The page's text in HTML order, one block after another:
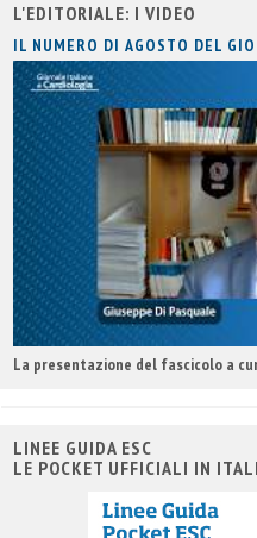
L'EDITORIALE: I VIDEO
IL NUMERO DI AGOSTO DEL
La presentazione del fascicolo a
LINEE GUIDA ESC
LE POCKET UFFICIALI IN